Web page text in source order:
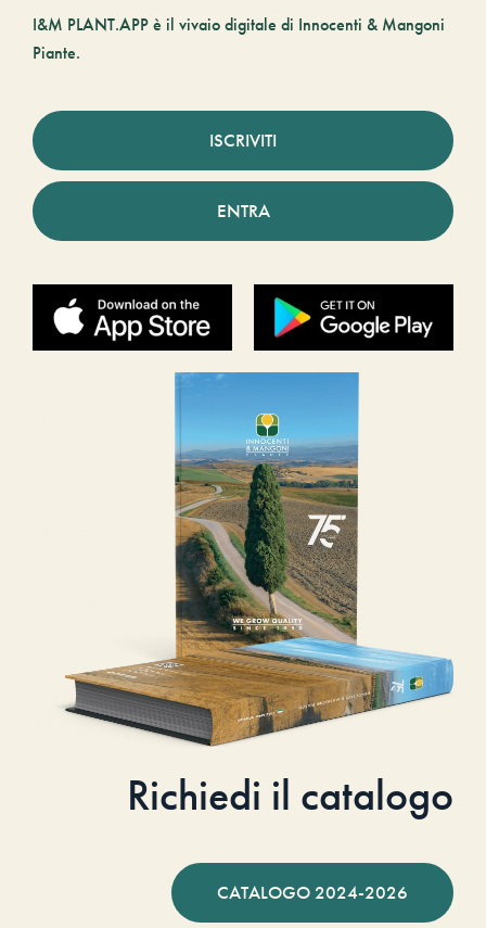
I&M PLANT.APP è il vivaio digitale di Innocenti & Mangoni
Piante.
ISCRIVITI
ENTRA
Richiedi il catalogo
CATALOGO 2024-2026